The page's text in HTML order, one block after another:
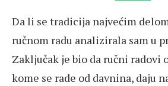
Da li se tradicija najvećim
ručnom radu analizirala sam u
Zaključak je bio da ručni radovi
kome se rade od davnina, daju